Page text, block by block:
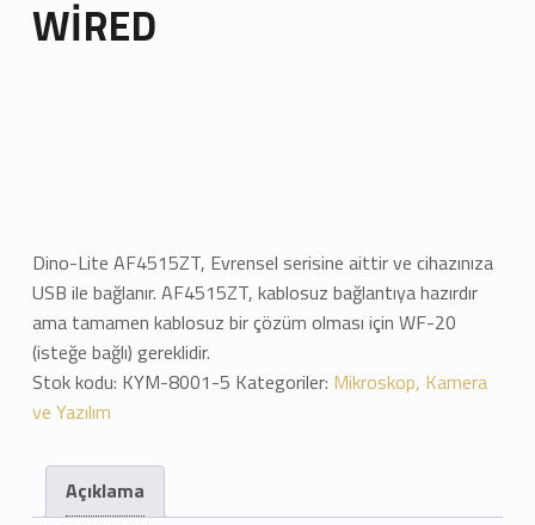
WİRED
Dino-Lite AF4515ZT, Evrensel serisine aittir ve cihazınıza
USB ile bağlanır. AF4515ZT, kablosuz bağlantıya hazırdır
ama tamamen kablosuz bir çözüm olması için WF-20
(isteğe bağlı) gereklidir.
Stok kodu: KYM-8001-5 Kategoriler: Mikroskop, Kamera
ve Yazılım
Açıklama